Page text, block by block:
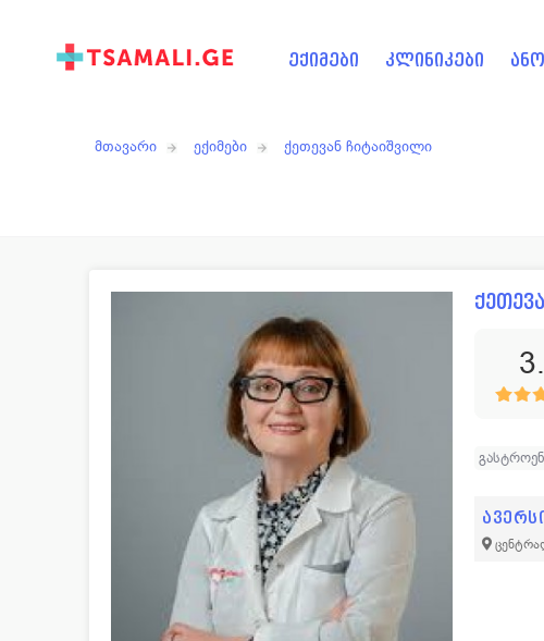
ექიმები კლინიკები
მთავარი ექიმები ქეთევან ჩიტაიშვილი